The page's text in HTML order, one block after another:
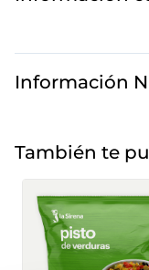
Información
También te